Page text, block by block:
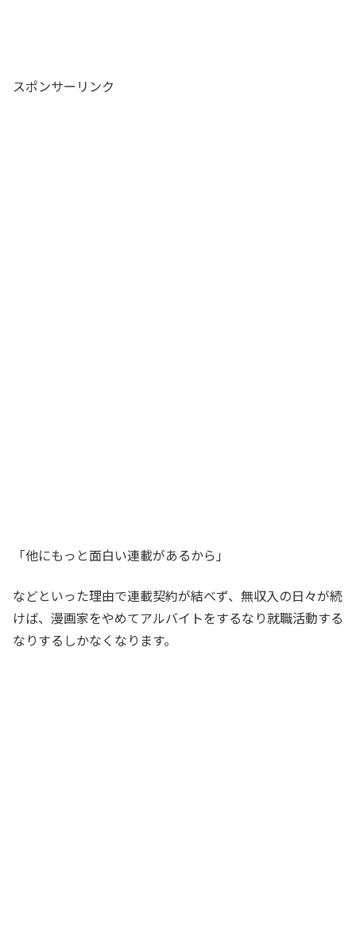
スポンサーリンク
「他にもっと面白い連載があるから」
などといった理由で連載契約が結べず、無収入の日々が続
けば、漫画家をやめてアルバイトをするなり就職活動する
なりするしかなくなります。